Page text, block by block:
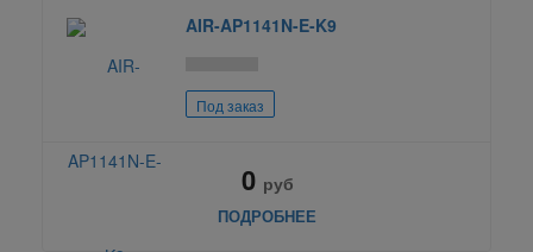
AIR-AP1141N-E-K9
Под заказ
0 руб
ПОДРОБНЕЕ